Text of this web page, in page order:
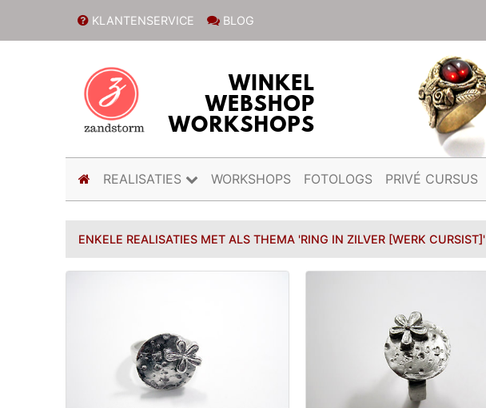
KLANTENSERVICE BLOG
(current)
REALISATIES WORKSHOPS FOTOLOGS PRIVÉ CURSUS
ENKELE REALISATIES MET ALS THEMA 'RING IN ZILVER [WERK CURSIST]'